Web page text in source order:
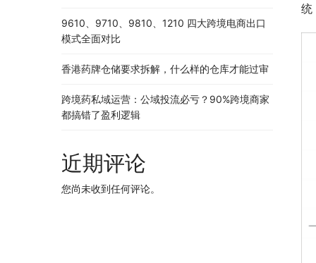
统
9610、9710、9810、1210 四大跨境电商出口
模式全面对比
香港药牌仓储要求拆解，什么样的仓库才能过审
跨境药私域运营：公域投流必亏？90%跨境商家
都搞错了盈利逻辑
近期评论
您尚未收到任何评论。